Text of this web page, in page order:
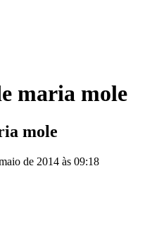
maria mole
mole
de 2014 às 09:18